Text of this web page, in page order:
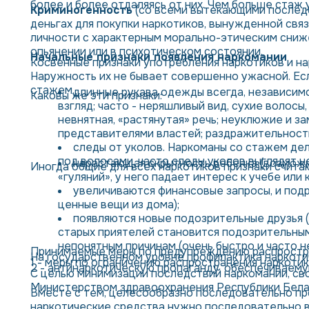
более и более отдаляясь от них. Чем больше стаж
Криминогенность(со всеми вытекающими
деньгах для покупки наркотиков, вынужденной
личности с характерным морально-этическим
опьянении или в психотическом состоянии.
Начальные признаки появления наркомании
Косвенные признаки употребления наркотиков и
Наружность их не бывает совершенно ужасной.
стажем.
Каковы же эти признаки:
длинные рукава одежды всегда,
взгляд; часто - неряшливый вид, сухие
невнятная, «растянутая» речь; неуклюжие и
представителями властей;
следы от уколов. Наркоманы со стажем
под волосами, часто следы уколов выглядят
Иногда общие для всех наркотиков признаки
нарастающая скрытность ребенка
«гуляний», у него падает интерес к учебе
увеличиваются финансовые запросы, и
ценные вещи из дома);
появляются новые подозрительные
старых приятелей становится
непонятным причинам (очень быстро и часто
Принимаемые меры по предупреждению
На государственном уровне профилактика
1 - меры по ограничению распространения
2 - антинаркотическую пропаганду,
С целью минимизации последствий наркомании,
Министерством здравоохранения Республики
Вместе с тем, целесообразно последовательно